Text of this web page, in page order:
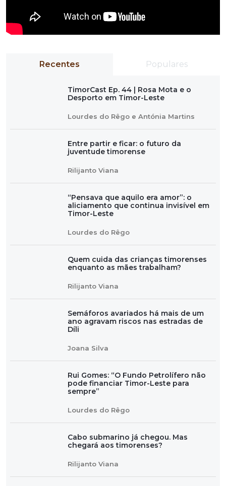
Recentes Populares
TimorCast Ep. 44 | Rosa Mota e o
Desporto em Timor-Leste
Lourdes do Rêgo e Antónia Martins
Entre partir e ficar: o futuro da
juventude timorense
Rilijanto Viana
“Pensava que aquilo era amor”: o
aliciamento que continua invisível em
Timor-Leste
Lourdes do Rêgo
Quem cuida das crianças timorenses
enquanto as mães trabalham?
Rilijanto Viana
Semáforos avariados há mais de um
ano agravam riscos nas estradas de
Díli
Joana Silva
Rui Gomes: “O Fundo Petrolífero não
pode financiar Timor-Leste para
sempre”
Lourdes do Rêgo
Cabo submarino já chegou. Mas
chegará aos timorenses?
Rilijanto Viana